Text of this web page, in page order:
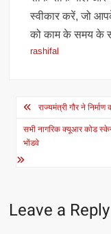
स्वीकार करें, जो
को काम के समय के
rashifal
Post
navigation
राज्यमंत्री गौर ने निर्माण
सभी नागरिक क्यूआर कोड
भोंडवे
Leave a Reply